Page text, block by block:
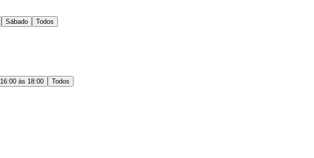
Sábado Todos
16:00 às 18:00
Todos